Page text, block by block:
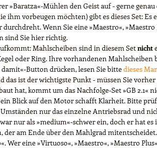
»Baratza«-Mühlen den Geist auf - gerne
ihm vorbeugen möchten) gibt es dieses Set:
Wenn Sie eine »Maestro«,
sind Sie hier richtig.
Mahlscheiben sind in diesem Setnicht
oder Ring. Ihre vorhandenen Mahlscheiben
Button drücken, lesen Sie bittedieses
das ist der wichtigste Punkt - müssen Sie
hat, kommt um das Nachfolge-Set »GB 2.1«
Blick auf den Motor schafft Klarheit. Bitte
nur das einzelne Antriebsrad und
nur als »medium«-schwer ein, doch er hat
am Ende über den Mahlgrad
Wer eine »Virtuoso«, »Maestro«, »Maestro